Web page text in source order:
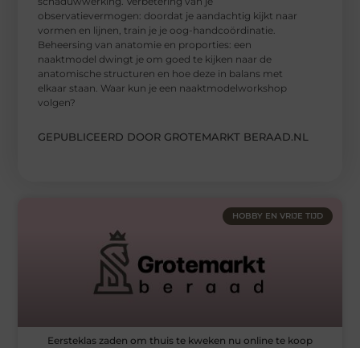
observatievermogen: doordat je aandachtig kijkt naar
vormen en lijnen, train je je oog-handcoördinatie.
Beheersing van anatomie en proporties: een
naaktmodel dwingt je om goed te kijken naar de
anatomische structuren en hoe deze in balans met
elkaar staan. Waar kun je een naaktmodelworkshop
volgen?
GEPUBLICEERD DOOR GROTEMARKT BERAAD.NL
HOBBY EN VRIJE TIJD
Eersteklas zaden om thuis te kweken nu online te koop